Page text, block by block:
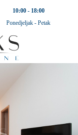
10:00 - 18:00
Ponedjeljak - Petak